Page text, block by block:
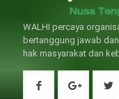
WALHI percaya
bertanggung jawab
hak masyarakat dan